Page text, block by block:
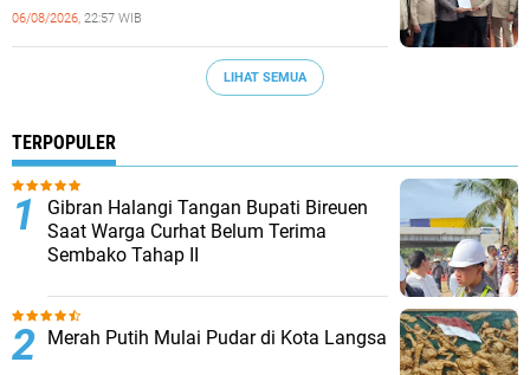
06/08/2026, 22:57 WIB
LIHAT SEMUA
TERPOPULER
Gibran Halangi Tangan Bupati Bireuen
Saat Warga Curhat Belum Terima
Sembako Tahap II
Merah Putih Mulai Pudar di Kota Langsa